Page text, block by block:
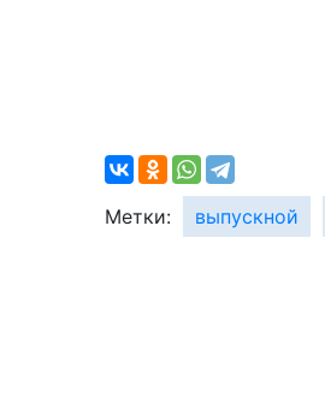
Метки: выпускной